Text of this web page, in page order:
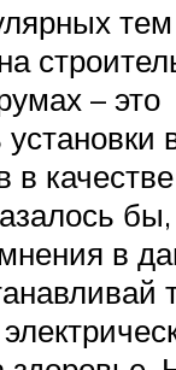
тем
– это
в
в